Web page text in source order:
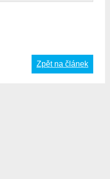
Zpět na článek